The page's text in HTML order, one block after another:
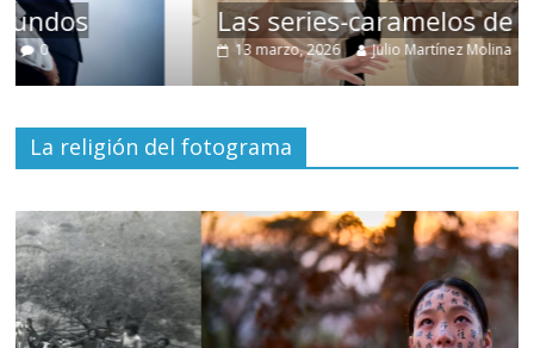
Las series-caramelos de Shondaland
13 marzo, 2026 Julio Martínez Molina 0
La religión del fotograma